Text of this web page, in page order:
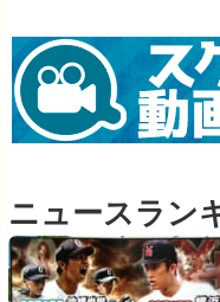
ニュースラン